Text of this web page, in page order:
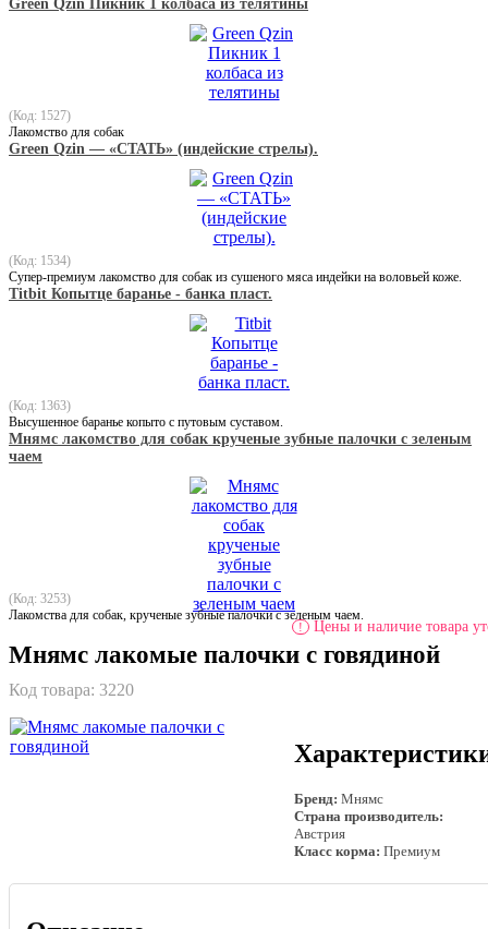
Green Qzin Пикник 1 колбаса из телятины
(Код: 1527)
Лакомство для собак
Green Qzin — «СТАТЬ» (индейские стрелы).
(Код: 1534)
Супер-премиум лакомство для собак из сушеного мяса индейки на воловьей коже.
Titbit Копытце баранье - банка пласт.
(Код: 1363)
Высушенное баранье копыто с путовым суставом.
Мнямс лакомство для собак крученые зубные палочки с зеленым
чаем
(Код: 3253)
Лакомства для собак, крученые зубные палочки с зеленым чаем.
! Цены и наличие товара
Мнямс лакомые палочки с говядиной
Код товара: 3220
Бренд: Мнямс
Страна производитель:
Австрия
Класс корма: Премиум